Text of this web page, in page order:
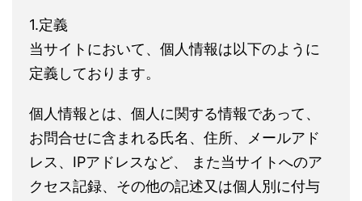
1.定義
当サイトにおいて、個人情報は以下のように
定義しております。
個人情報とは、個人に関する情報であって、
お問合せに含まれる氏名、住所、メールアド
レス、IPアドレスなど、 また当サイトへのア
クセス記録、その他の記述又は個人別に付与